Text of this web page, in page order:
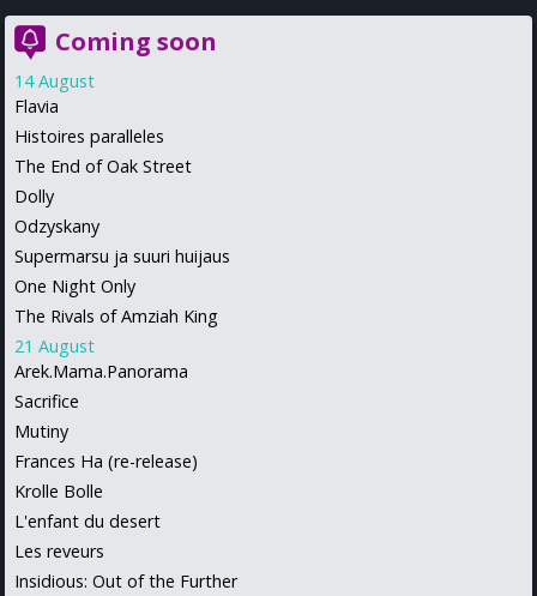
Coming soon
14 August
Flavia
Histoires paralleles
The End of Oak Street
Dolly
Odzyskany
Supermarsu ja suuri huijaus
One Night Only
The Rivals of Amziah King
21 August
Arek.Mama.Panorama
Sacrifice
Mutiny
Frances Ha (re-release)
Krolle Bolle
L'enfant du desert
Les reveurs
Insidious: Out of the Further